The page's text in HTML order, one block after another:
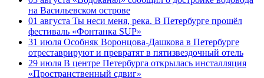
на Васильевском острове
01 августа Ты неси меня, река. В Петербурге прошёл
фестиваль «Фонтанка SUP»
31 июля Особняк Воронцова-Дашкова в Петербурге
отреставрируют и превратят в пятизвездочный отель
29 июля В центре Петербурга открылась инсталляция
«Пространственный сдвиг»